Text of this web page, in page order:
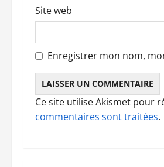
l
e
Site web
Enregistrer mon nom,
Ce site utilise Akismet pour
commentaires sont traitées.